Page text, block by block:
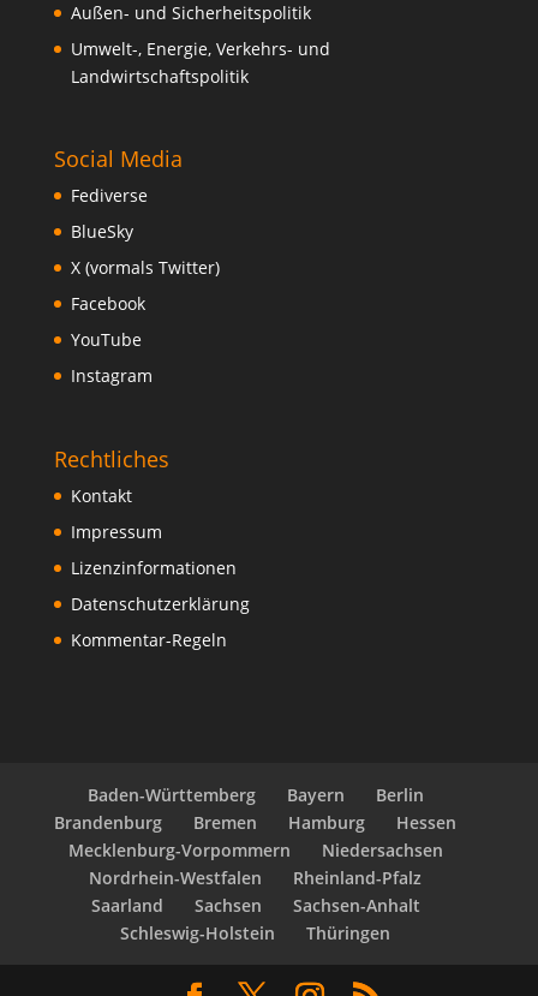
Außen- und Sicherheitspolitik
Umwelt-, Energie, Verkehrs- und
Landwirtschaftspolitik
Social Media
Fediverse
BlueSky
X (vormals Twitter)
Facebook
YouTube
Instagram
Rechtliches
Kontakt
Impressum
Lizenzinformationen
Datenschutzerklärung
Kommentar-Regeln
Baden-Württemberg Bayern
Berlin
Brandenburg
Bremen Hamburg
Hessen
Mecklenburg-Vorpommern
Niedersachsen
Nordrhein-Westfalen
Rheinland-Pfalz
Saarland
Sachsen
Sachsen-Anhalt
Schleswig-Holstein
Thüringen